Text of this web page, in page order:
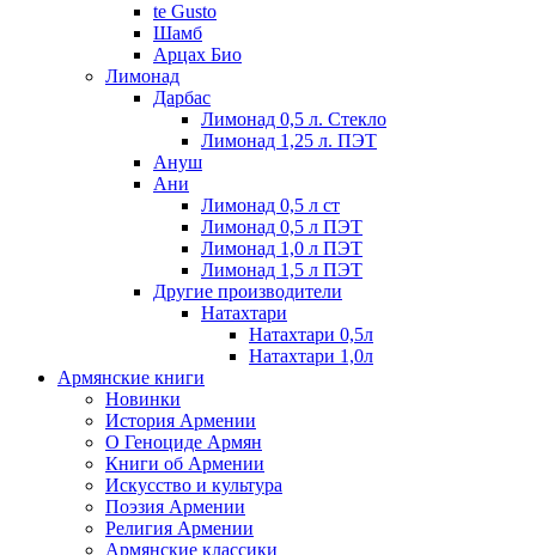
te Gusto
Шамб
Арцах Био
Лимонад
Дарбас
Лимонад 0,5 л. Стекло
Лимонад 1,25 л. ПЭТ
Ануш
Ани
Лимонад 0,5 л ст
Лимонад 0,5 л ПЭТ
Лимонад 1,0 л ПЭТ
Лимонад 1,5 л ПЭТ
Другие производители
Натахтари
Натахтари 0,5л
Натахтари 1,0л
Армянские книги
Новинки
История Армении
О Геноциде Армян
Книги об Армении
Иcкусство и культура
Поэзия Армении
Религия Армении
Армянские классики